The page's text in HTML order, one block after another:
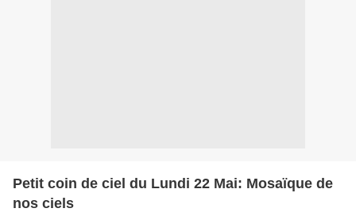
Petit coin de ciel du Lundi 22 Mai: Mosaïque de
nos ciels